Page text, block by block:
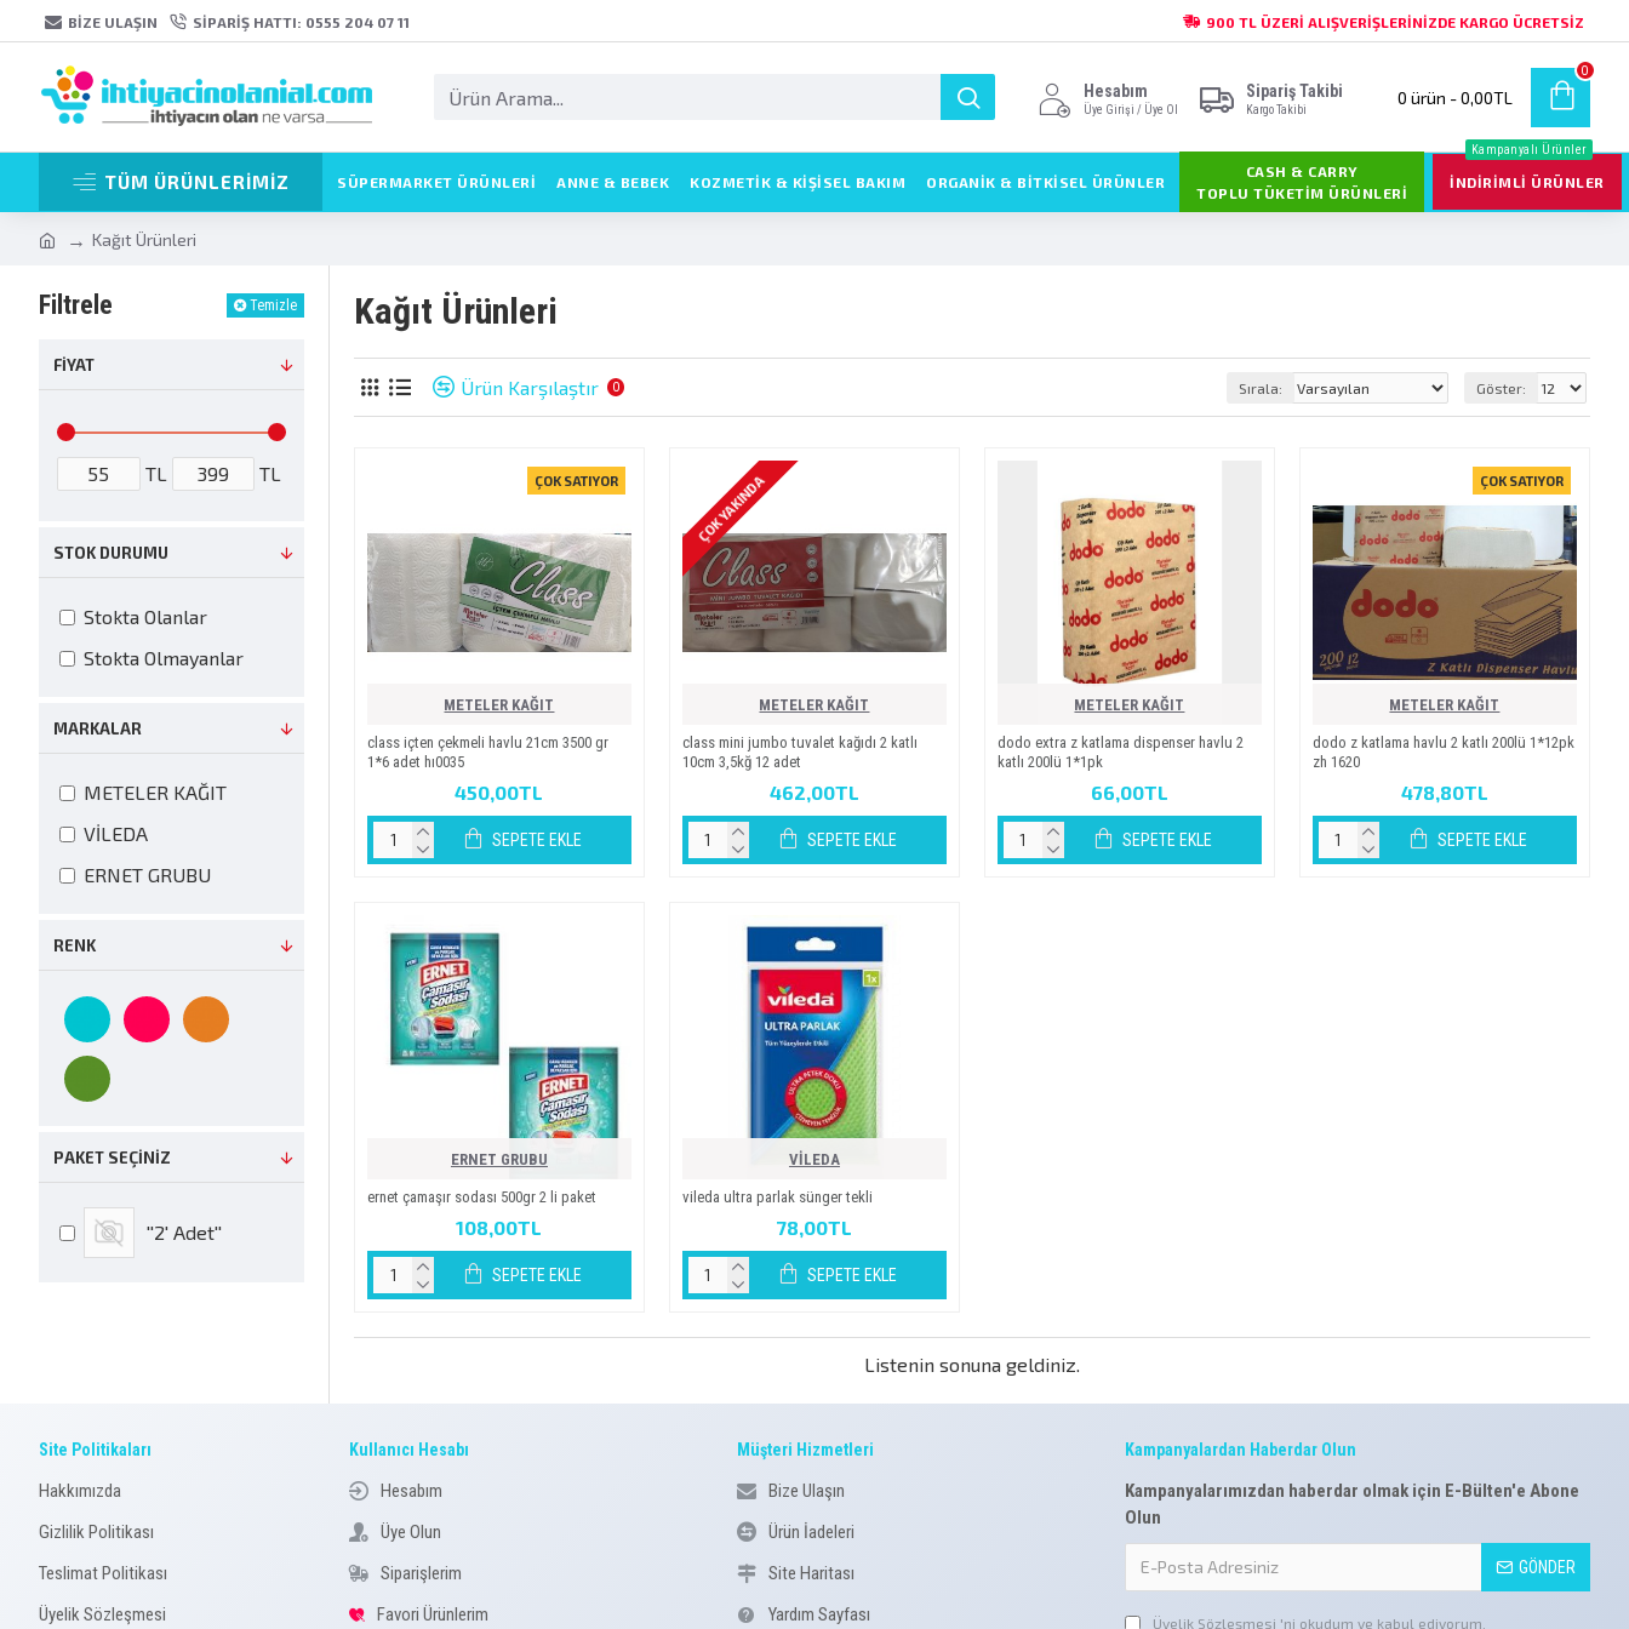
BIZE ULAŞIN SIPARIŞ HATTI: 0555 204 07 11 900 TL ÜZERI ALIŞVERIŞLERINIZDE KARGO ÜCRETSIZ
Hesabım
Üye Girişi / Üye Ol
Sipariş Takibi
Kargo Takibi
0 ürün - 0,00TL
0
TÜM ÜRÜNLERİMİZ SÜPERMARKET ÜRÜNLERI ANNE & BEBEK KOZMETIK & KIŞISEL BAKIM ORGANİK & BİTKİSEL ÜRÜNLER
CASH & CARRY
TOPLU TÜKETIM ÜRÜNLERI
İNDIRIMLI ÜRÜNLER
Kampanyalı Ürünler
Kağıt Ürünleri
Filtrele Temizle
FIYAT
TL TL
MARKALAR
METELER KAĞIT
VİLEDA
ERNET GRUBU
PAKET SEÇINIZ
''2' Adet''
RENK
STOK DURUMU
Stokta Olanlar
Stokta Olmayanlar
Kağıt Ürünleri
Ürün Karşılaştır 0 Sırala: Göster:
ÇOK SATIYOR
METELER KAĞIT
class i̇çten çekmeli̇ havlu 21cm 3500 gr
1*6 adet hi0035
450,00TL
SEPETE EKLE
ÇOK YAKINDA
METELER KAĞIT
class mini jumbo tuvalet kağıdı 2 katli
10cm 3,5kğ 12 adet
462,00TL
SEPETE EKLE
METELER KAĞIT
dodo extra z katlama di̇spenser havlu 2
katli 200lü 1*1pk
66,00TL
SEPETE EKLE
ÇOK SATIYOR
METELER KAĞIT
dodo z katlama havlu 2 katli 200lü 1*12pk
zh 1620
478,80TL
SEPETE EKLE
ERNET GRUBU
ernet çamaşir sodasi 500gr 2 li̇ paket
108,00TL
SEPETE EKLE
VİLEDA
vi̇leda ultra parlak sünger tekli̇
78,00TL
SEPETE EKLE
Listenin sonuna geldiniz.
Site Politikaları
Hakkımızda
Gizlilik Politikası
Teslimat Politikası
Üyelik Sözleşmesi
Kullanıcı Hesabı
Hesabım
Üye Olun
Siparişlerim
Favori Ürünlerim
Müşteri Hizmetleri
Bize Ulaşın
Ürün İadeleri
Site Haritası
Yardım Sayfası
Kampanyalardan Haberdar Olun
Kampanyalarımızdan haberdar olmak için E-Bülten'e Abone
Olun
GÖNDER
Üyelik Sözleşmesi 'ni okudum ve kabul ediyorum.